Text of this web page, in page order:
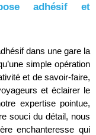
adhésif et
dans une gare la
simple opération
et de savoir-faire,
et éclairer le
expertise pointue,
souci du détail, nous
enchanteresse qui